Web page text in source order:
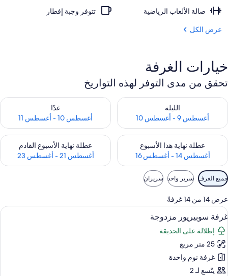
صالة الألعاب الرياضية
تتوفر وجبة إفطار
عرض الكل
خيارات الغرفة
تحقق من مدى التوفر لهذه التواريخ
الليلة
أغسطس 9 - أغسطس 10
تحقق من مدى التوفر لليلة للفترة أغسطس 9 - أغسطس 10
غدًا
أغسطس 10 - أغسطس 11
تحقق من مدى التوفر لغد للفترة أغسطس
عطلة نهاية هذا الأسبوع
أغسطس 14 - أغسطس 16
تحقق من مدى التوفر لعطلة نهاية هذا الأسبوع للفترة أغسطس 14 - أغسطس 16
عطلة نهاية الأسبوع القادم
أغسطس 21 - أغسطس 23
تحقق من مدى التوفر لعطلة نهاية
عوامل
التصفية
المتاحة
للغرف
جميع الغرف سرير واحد سريران
عرض 14 من 14 غرفةً
استعراض
جميع
صور
غرفة
سوبيريور
مزدوجة
ميني بار وخزنة داخل الغرفة ومكتب
2
غرفة سوبيريور مزدوجة
إطلالة على الحديقة
25 متر مربع
غرفة نوم واحدة
يتّسع لـ 2